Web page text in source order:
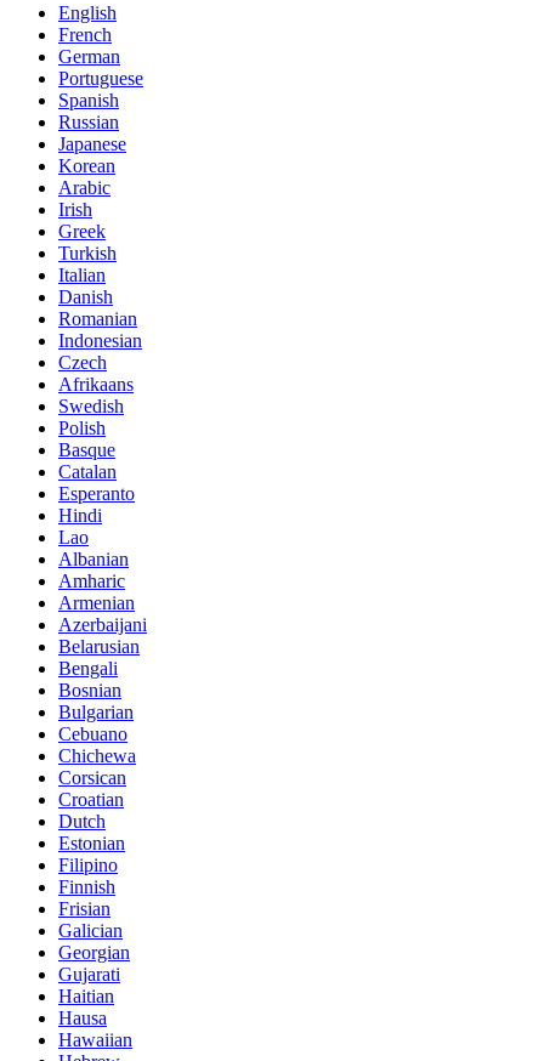
English
French
German
Portuguese
Spanish
Russian
Japanese
Korean
Arabic
Irish
Greek
Turkish
Italian
Danish
Romanian
Indonesian
Czech
Afrikaans
Swedish
Polish
Basque
Catalan
Esperanto
Hindi
Lao
Albanian
Amharic
Armenian
Azerbaijani
Belarusian
Bengali
Bosnian
Bulgarian
Cebuano
Chichewa
Corsican
Croatian
Dutch
Estonian
Filipino
Finnish
Frisian
Galician
Georgian
Gujarati
Haitian
Hausa
Hawaiian